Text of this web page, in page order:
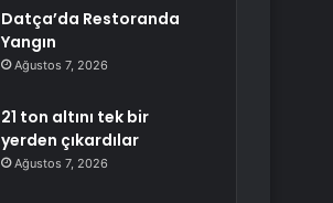
Datça’da Restoranda
Yangın
Ağustos 7, 2026
21 ton altını tek bir
yerden çıkardılar
Ağustos 7, 2026